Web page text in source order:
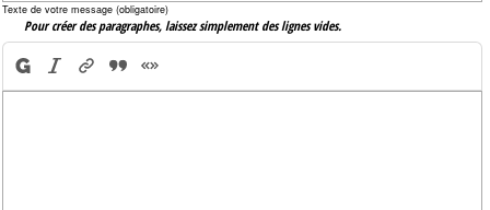
Texte de votre message (obligatoire)
Pour créer des paragraphes, laissez simplement des lignes vides.